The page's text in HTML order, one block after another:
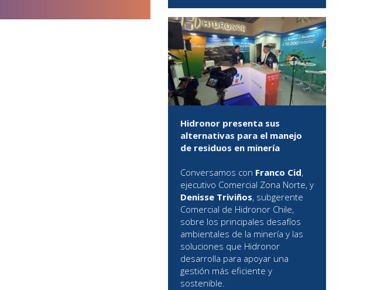
Hidronor presenta sus
alternativas para el manejo
de residuos en minería
Conversamos con Franco Cid,
ejecutivo Comercial Zona Norte, y
Denisse Triviños, subgerente
Comercial de Hidronor Chile,
sobre los principales desafíos
ambientales de la minería y las
soluciones que Hidronor
desarrolla para apoyar una
gestión más eficiente y
sostenible.